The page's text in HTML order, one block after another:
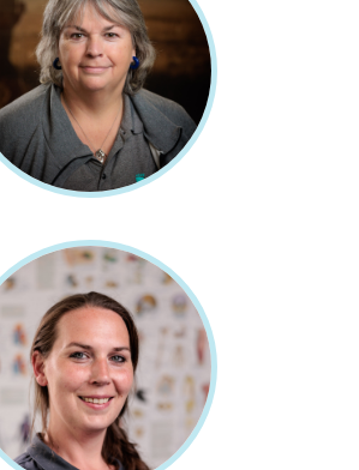
Podotherapeut,
Diabetespodotherapeut
AAFKE WILDEBOER
Assistent Podotherapie